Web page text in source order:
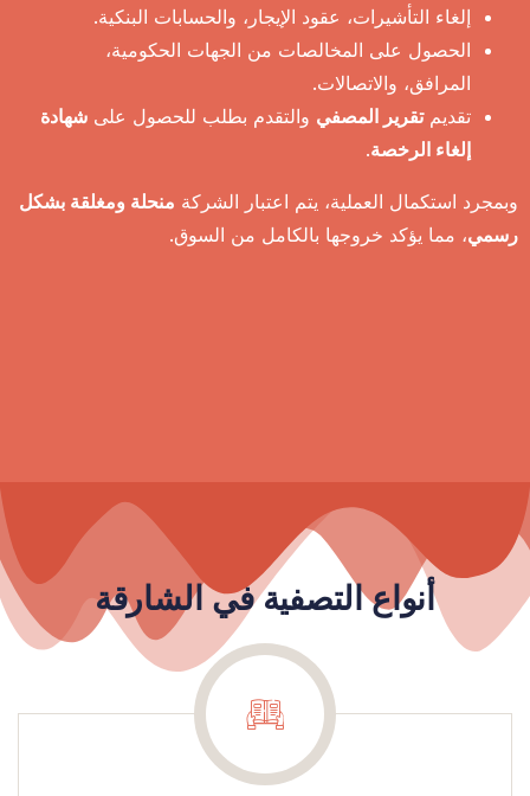
إلغاء التأشيرات، عقود الإيجار، والحسابات البنكية.
الحصول على المخالصات من الجهات الحكومية،
المرافق، والاتصالات.
تقديمتقرير المصفي والتقدم بطلب للحصول على شهادة
إلغاء الرخصة.
وبمجرد استكمال العملية، يتم اعتبار الشركة منحلة ومغلقة بشكل
رسمي، مما يؤكد خروجها بالكامل من السوق.
أنواع التصفية في الشارقة